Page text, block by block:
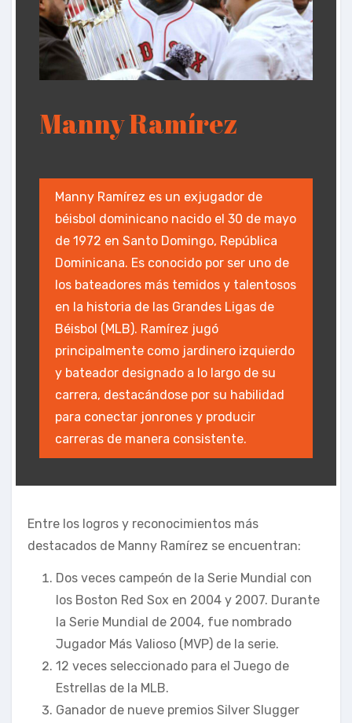
Manny Ramírez
Manny Ramírez es un exjugador de
béisbol dominicano nacido el 30 de mayo
de 1972 en Santo Domingo, República
Dominicana. Es conocido por ser uno de
los bateadores más temidos y talentosos
en la historia de las Grandes Ligas de
Béisbol (MLB). Ramírez jugó
principalmente como jardinero izquierdo
y bateador designado a lo largo de su
carrera, destacándose por su habilidad
para conectar jonrones y producir
carreras de manera consistente.
Entre los logros y reconocimientos más
destacados de Manny Ramírez se encuentran:
Dos veces campeón de la Serie Mundial con
los Boston Red Sox en 2004 y 2007. Durante
la Serie Mundial de 2004, fue nombrado
Jugador Más Valioso (MVP) de la serie.
12 veces seleccionado para el Juego de
Estrellas de la MLB.
Ganador de nueve premios Silver Slugger